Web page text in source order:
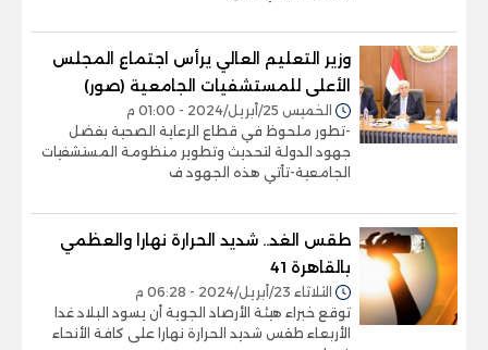
وزير التعليم العالي يرأس اجتماع المجلس
الأعلى للمستشفيات الجامعية (صور)
الخميس 25/أبريل/2024 - 01:00 م
-تطور ملحوظ في قطاع الرعاية الصحية بفضل
جهود الدولة لتحديث وتطوير منظومة المستشفيات
الجامعية-تأتي هذه الجهود ف
طقس الغد.. شديد الحرارة نهارا والعظمي
بالقاهرة 41
الثلاثاء 23/أبريل/2024 - 06:28 م
توقع خبراء هيئة الأرصاد الجوية أن يسود البلاد غدا
الأربعاء طقس شديد الحرارة نهارا على كافة الأنحاء